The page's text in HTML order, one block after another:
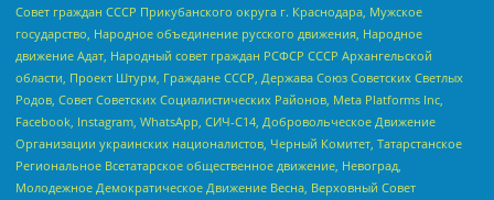
Совет граждан СССР Прикубанского округа г. Краснодара, Мужское
государство, Народное объединение русского движения, Народное
движение Адат, Народный совет граждан РСФСР СССР Архангельской
области, Проект Штурм, Граждане СССР, Держава Союз Советских Светлых
Родов, Совет Советских Социалистических Районов, Meta Platforms Inc,
Facebook, Instagram, WhatsApp, СИЧ-С14, Добровольческое Движение
Организации украинских националистов, Черный Комитет, Татарстанское
Региональное Всетатарское общественное движение, Невоград,
Молодежное Демократическое Движение Весна, Верховный Совет